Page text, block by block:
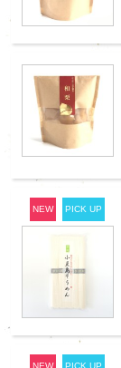
NEW PICK UP
NEW PICK UP